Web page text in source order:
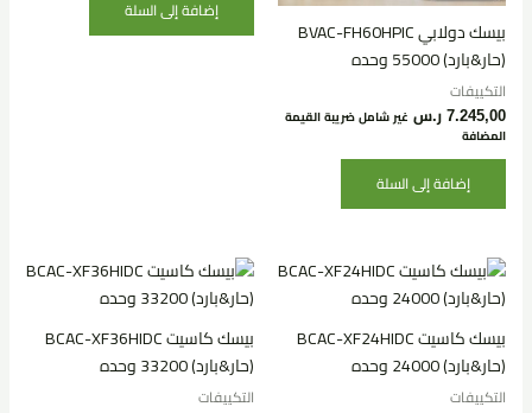
بيسك دولابي BVAC-FH60HPIC
(حار&بارد) 55000 وحده
التكييفات
7.245,00 ر.س غير شامل ضريبة القيمة
المضافة
إضافة إلى السلة
إضافة إلى السلة
بيسك كاسيت BCAC-XF24HIDC
(حار&بارد) 24000 وحده
التكييفات
بيسك كاسيت BCAC-XF36HIDC
(حار&بارد) 33200 وحده
التكييفات